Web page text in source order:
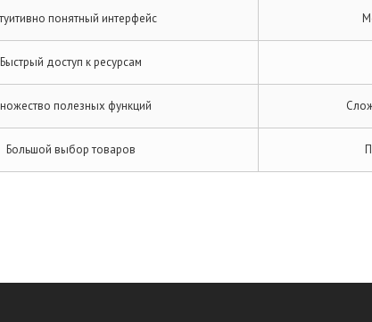
понятный интерфейс
Быстрый доступ к ресурсам
полезных функций
Большой выбор товаров